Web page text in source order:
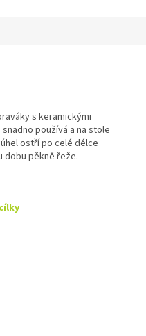
s keramickými
používá a na stole
ostří po celé délce
dobu pěkně řeže.